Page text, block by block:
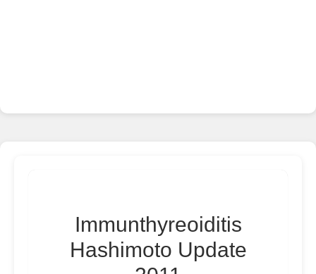
Immunthyreoiditis
Hashimoto Update